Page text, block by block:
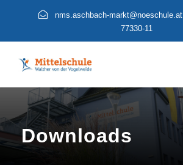
nms.aschbach-markt@noeschule.at
77330-11
Downloads